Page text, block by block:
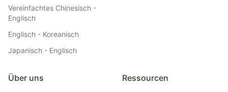
Vereinfachtes Chinesisch -
Englisch
Englisch - Koreanisch
Japanisch - Englisch
Über uns Ressourcen